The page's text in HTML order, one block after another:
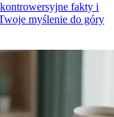
fakty i
myślenie do góry